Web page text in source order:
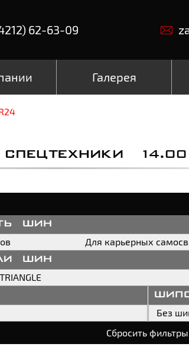
62-63-09
Галерея
шин
Для карьерных
шин
TRIANGLE
Без
Сбросить фильтры